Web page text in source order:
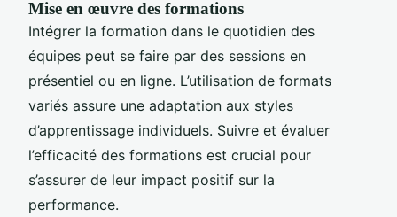
Mise en œuvre des formations
Intégrer la formation dans le quotidien des
équipes peut se faire par des sessions en
présentiel ou en ligne. L’utilisation de formats
variés assure une adaptation aux styles
d’apprentissage individuels. Suivre et évaluer
l’efficacité des formations est crucial pour
s’assurer de leur impact positif sur la
performance.